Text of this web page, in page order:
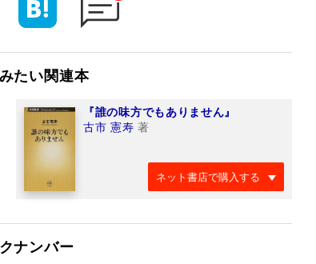
たい関連本
『誰の味方でもありません』
古市 憲寿 著
ネット書店で購入する
ナンバー